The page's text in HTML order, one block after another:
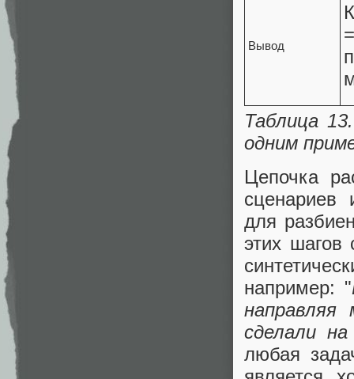
Вывод
Таблица
одним
Цепочка
сценариев
для
этих шагов
например: "
сделали
любая